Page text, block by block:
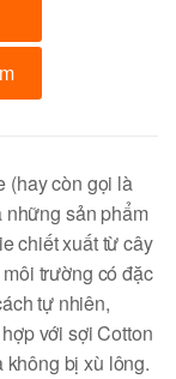
(hay còn gọi là
những sản phẩm
chiết xuất từ cây
trường có đặc
tự nhiên,
với sợi Cotton
không bị xù lông.